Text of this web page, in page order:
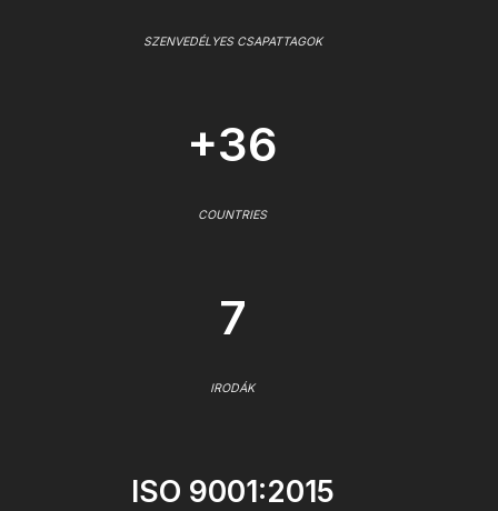
SZENVEDÉLYES CSAPATTAGOK
+36
COUNTRIES
7
IRODÁK
ISO 9001:2015